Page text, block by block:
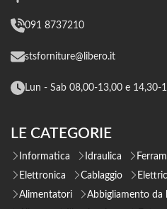
091 8737210
stsforniture@libero.it
Lun - Sab 08,00-13,00 e 14,30-
LE CATEGORIE
Informatica Idraulica
Elettronica
Cablaggio
Alimentatori
Abbigliamento da